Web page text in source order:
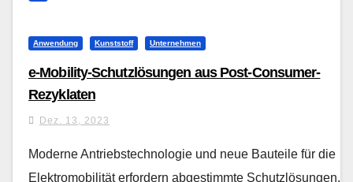
Anwendung Kunststoff Unternehmen
e-Mobility-Schutzlösungen aus Post-Consumer-
Rezyklaten
Dez. 13, 2023
Moderne Antriebstechnologie und neue Bauteile für die
Elektromobilität erfordern abgestimmte Schutzlösungen.